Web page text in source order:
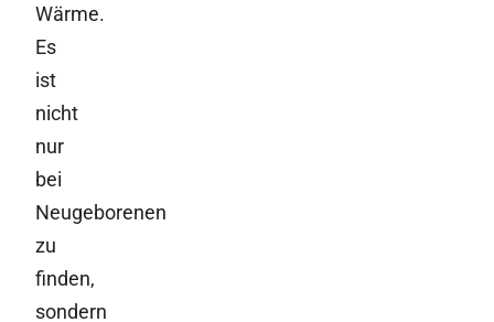
Wärme.
Es
ist
nicht
nur
bei
Neugeborenen
zu
finden,
sondern